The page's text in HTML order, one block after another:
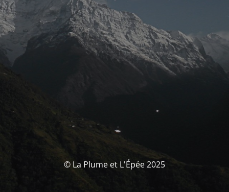
© La Plume et L'Épée 2025